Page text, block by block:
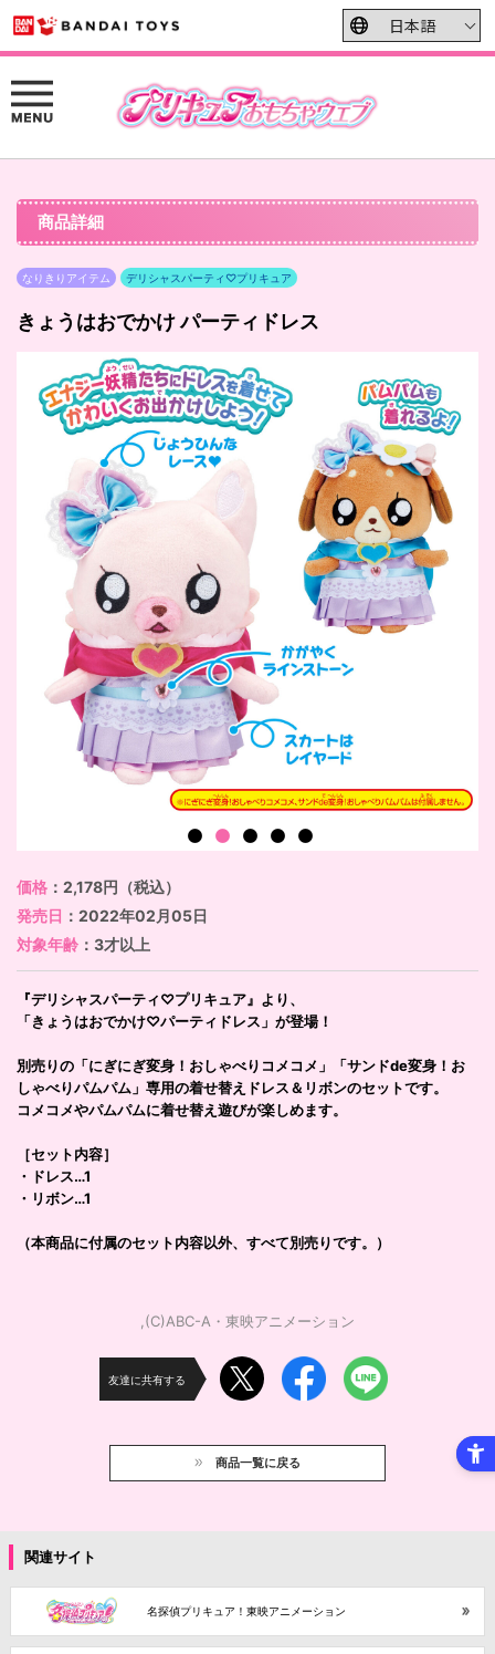
商品詳細
なりきりアイテム デリシャスパーティ♡プリキュア
きょうはおでかけ パーティドレス
価格 ：2,178円（税込）
発売日 ：2022年02月05日
対象年齢 ：3才以上
『デリシャスパーティ♡プリキュア』より、
「きょうはおでかけ♡パーティドレス」が登場！
別売りの「にぎにぎ変身！おしゃべりコメコメ」「サンドde変身！お
しゃべりパムパム」専用の着せ替えドレス＆リボンのセットです。
コメコメやパムパムに着せ替え遊びが楽しめます。
［セット内容］
・ドレス…1
・リボン…1
（本商品に付属のセット内容以外、すべて別売りです。）
,(C)ABC-A・東映アニメーション
友達に共有する
商品一覧に戻る
関連サイト
名探偵プリキュア！東映アニメーション